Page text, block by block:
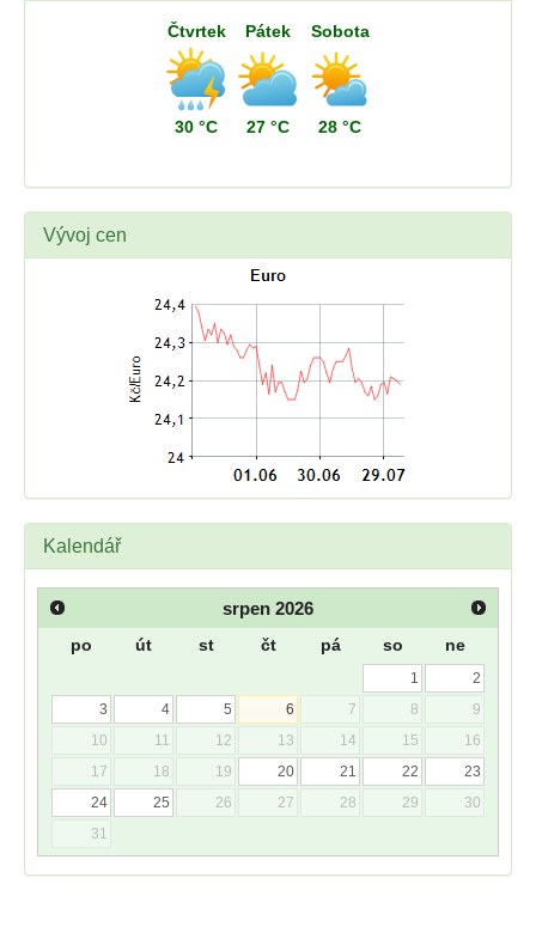
Čtvrtek
30 °C
Pátek
27 °C
Sobota
28 °C
Vývoj cen
Kalendář
srpen 2026
po út st čt pá so ne
1
2
3
4 5 6 7 8
9
10
11 12 13 14 15
16
17
18 19 20 21 22
23
24
25 26 27 28 29
30
31